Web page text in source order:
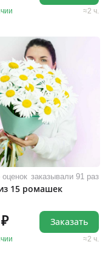
2 ч.
заказывали 91 раз
15 ромашек
2 ч.
Заказать